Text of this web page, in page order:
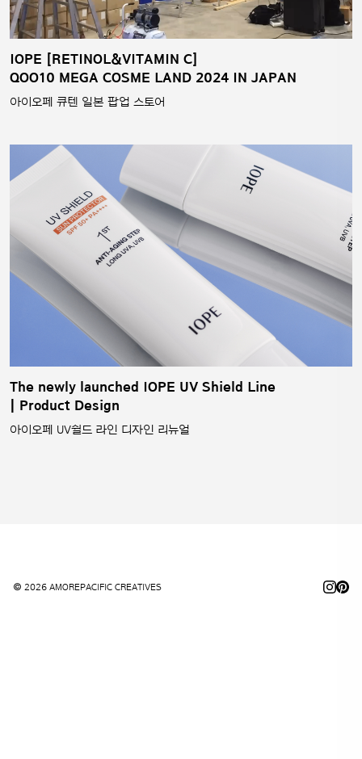
IOPE [RETINOL&VITAMIN C]
QOO10 MEGA COSME LAND 2024 IN JAPAN
아이오페 큐텐 일본 팝업 스토어
The newly launched IOPE UV Shield Line
| Product Design
아이오페 UV쉴드 라인 디자인 리뉴얼
© 2026 AMOREPACIFIC CREATIVES